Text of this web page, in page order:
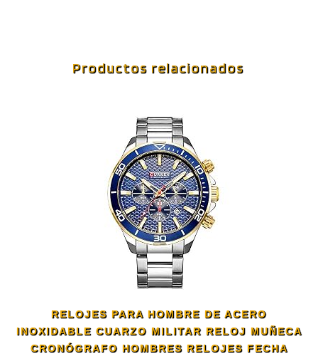
Productos relacionados
RELOJES PARA HOMBRE DE ACERO
INOXIDABLE CUARZO MILITAR RELOJ MUÑECA
CRONÓGRAFO HOMBRES RELOJES FECHA